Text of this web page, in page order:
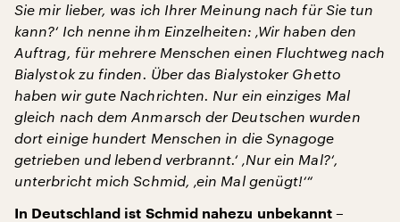
Sie mir lieber, was ich Ihrer Meinung nach für Sie tun
kann?‘ Ich nenne ihm Einzelheiten: ‚Wir haben den
Auftrag, für mehrere Menschen einen Fluchtweg nach
Bialystok zu finden. Über das Bialystoker Ghetto
haben wir gute Nachrichten. Nur ein einziges Mal
gleich nach dem Anmarsch der Deutschen wurden
dort einige hundert Menschen in die Synagoge
getrieben und lebend verbrannt.‘ ‚Nur ein Mal?‘,
unterbricht mich Schmid, ‚ein Mal genügt!‘“
In Deutschland ist Schmid nahezu unbekannt –